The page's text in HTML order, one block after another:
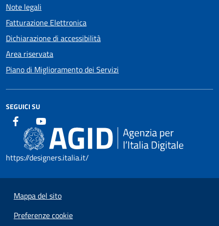
Note legali
Fatturazione Elettronica
Dichiarazione di accessibilità
Area riservata
Piano di Miglioramento dei Servizi
SEGUICI SU
https://designers.italia.it/
Mappa del sito
Preferenze cookie